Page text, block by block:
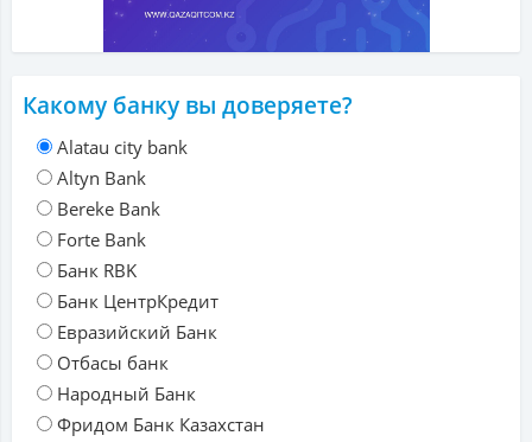
Какому банку вы доверяете?
Alatau city bank
Altyn Bank
Bereke Bank
Forte Bank
Банк RBK
Банк ЦентрКредит
Евразийский Банк
Отбасы банк
Народный Банк
Фридом Банк Казахстан